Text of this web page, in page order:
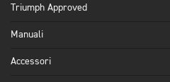
Triumph Approved
Manuali
Accessori